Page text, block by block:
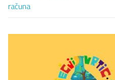
računa